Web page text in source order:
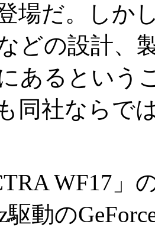
場だ。しか
どの設計、
あるという
同社ならで
WF17」
駆動の